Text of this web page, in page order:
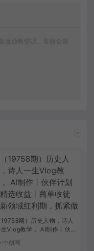
服放映情况，客服会第
19758期）历史人物，诗人
Vlog教学， AI制作丨伙
计划丨精选收益丨商单收徒
领域红利期，抓紧做
中创网